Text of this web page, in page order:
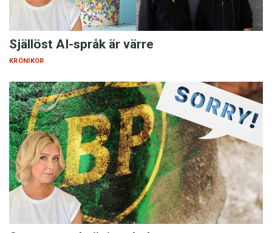
Själlöst AI-språk är värre
KRÖNIKOR